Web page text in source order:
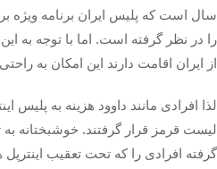
سال است که پلیس ایران برنامه ویژه
را در نظر گرفته است. اما با توجه به
از ایران اقامت دارند این امکان به
لذا افرادی مانند داوود هزینه به پلیس
لیست قرمز قرار گرفتند. خوشبختانه
گرفته افرادی را که تحت تعقیب